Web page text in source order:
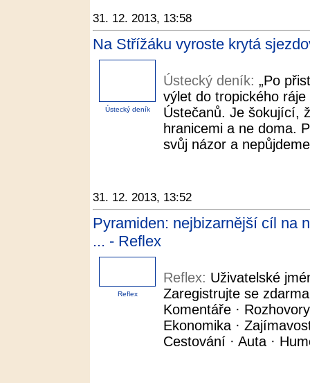
31. 12. 2013, 13:58
Na Střížáku vyroste krytá
Ústecký deník
Ústecký deník: „Po
výlet do tropického
Ústečanů. Je šokující,
hranicemi a ne doma.
svůj názor a
31. 12. 2013, 13:52
Pyramiden: nejbizarnější cíl na
... - Reflex
Reflex
Reflex: Uživatelské
Zaregistrujte se
Komentáře ·
Ekonomika ·
Cestování · Auta ·